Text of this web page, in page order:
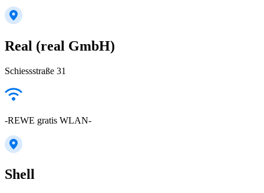
Real (real GmbH)
Schiessstraße 31
-REWE gratis WLAN-
Shell